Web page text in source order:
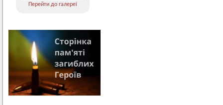
Перейти до галереї